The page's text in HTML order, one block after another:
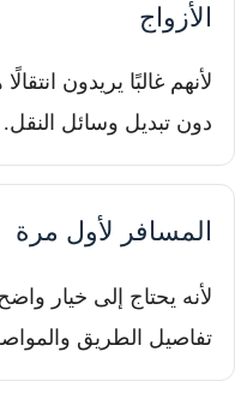
الأزواج
لأنهم غالبًا يريدون
دون تبديل وسائل النقل.
المسافر لأول مرة
لأنه يحتاج إلى خيار
تفاصيل الطريق